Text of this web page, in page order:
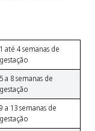
1 até 4 semanas de
gestação
5 a 8 semanas de
gestação
9 a 13 semanas de
gestação